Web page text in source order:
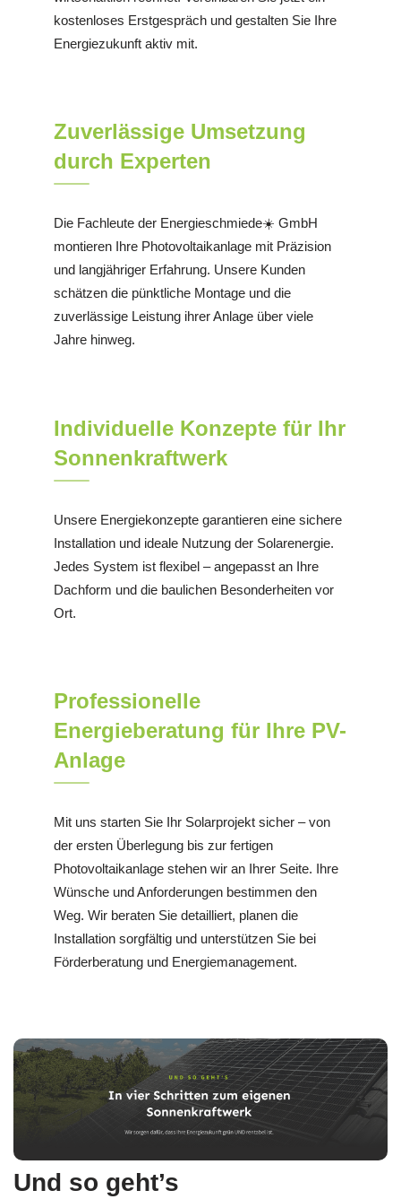
kostenloses Erstgespräch und gestalten Sie Ihre
Energiezukunft aktiv mit.
Zuverlässige Umsetzung
durch Experten
Die Fachleute der Energieschmiede☀️ GmbH
montieren Ihre Photovoltaikanlage mit Präzision
und langjähriger Erfahrung. Unsere Kunden
schätzen die pünktliche Montage und die
zuverlässige Leistung ihrer Anlage über viele
Jahre hinweg.
Individuelle Konzepte für Ihr
Sonnenkraftwerk
Unsere Energiekonzepte garantieren eine sichere
Installation und ideale Nutzung der Solarenergie.
Jedes System ist flexibel – angepasst an Ihre
Dachform und die baulichen Besonderheiten vor
Ort.
Professionelle
Energieberatung für Ihre PV-
Anlage
Mit uns starten Sie Ihr Solarprojekt sicher – von
der ersten Überlegung bis zur fertigen
Photovoltaikanlage stehen wir an Ihrer Seite. Ihre
Wünsche und Anforderungen bestimmen den
Weg. Wir beraten Sie detailliert, planen die
Installation sorgfältig und unterstützen Sie bei
Förderberatung und Energiemanagement.
Und so geht’s